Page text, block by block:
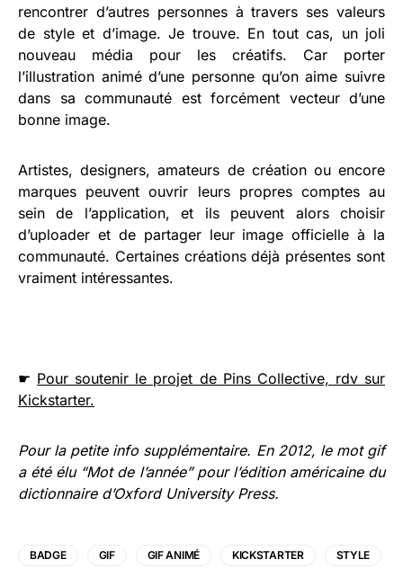
rencontrer d’autres personnes à travers ses valeurs
de style et d’image. Je trouve. En tout cas, un joli
nouveau média pour les créatifs. Car porter
l’illustration animé d’une personne qu’on aime suivre
dans sa communauté est forcément vecteur d’une
bonne image.
Artistes, designers, amateurs de création ou encore
marques peuvent ouvrir leurs propres comptes au
sein de l’application, et ils peuvent alors choisir
d’uploader et de partager leur image officielle à la
communauté. Certaines créations déjà présentes sont
vraiment intéressantes.
☛ Pour soutenir le projet de Pins Collective, rdv sur
Kickstarter.
Pour la petite info supplémentaire. En 2012, le mot gif
a été élu “Mot de l’année” pour l’édition américaine du
dictionnaire d’Oxford University Press.
BADGE GIF GIF ANIMÉ KICKSTARTER STYLE